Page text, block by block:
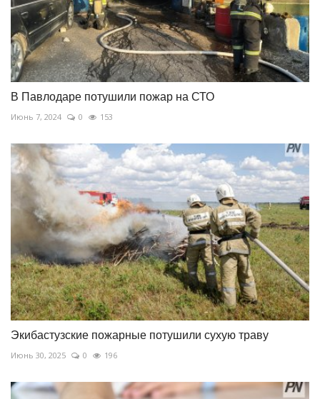
В Павлодаре потушили пожар на СТО
Июнь 7, 2024 0 153
Экибастузские пожарные потушили сухую траву
Июнь 30, 2025 0 196